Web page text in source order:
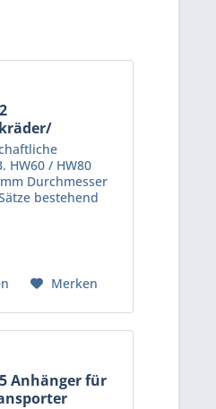
z.B....
HW60 / HW80
Durchmesser
bestehend
zur
Merken
Anhänger für